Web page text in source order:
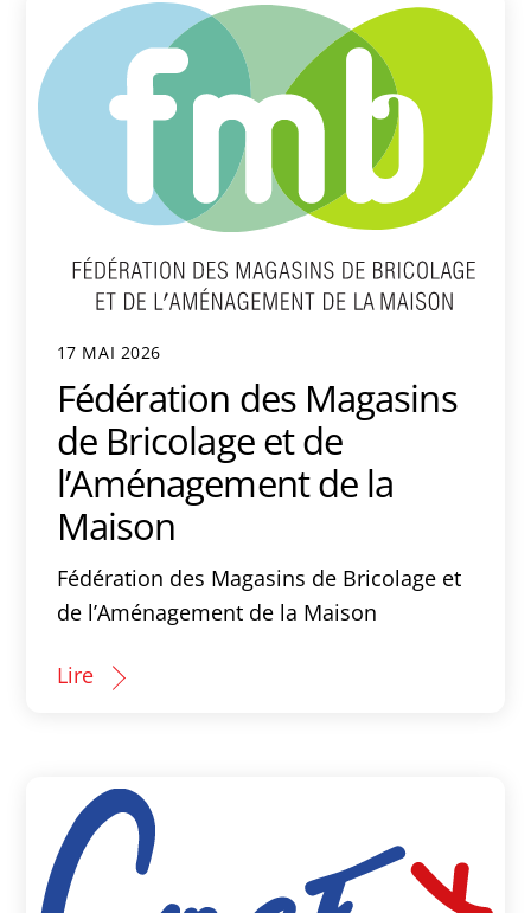
17 MAI 2026
Fédération des Magasins
de Bricolage et de
l’Aménagement de la
Maison
Fédération des Magasins de Bricolage et
de l’Aménagement de la Maison
Lire